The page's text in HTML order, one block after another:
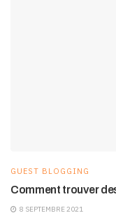
GUEST BLOGGING
Comment trouver
8 SEPTEMBRE 2021